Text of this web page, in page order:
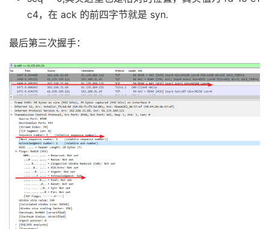
c4，在 ack 的前四字节就是 syn.
最后第三次握手：